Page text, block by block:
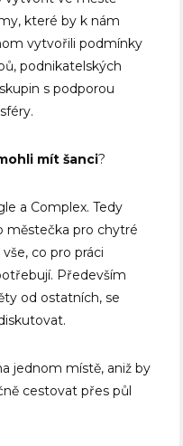
které by k nám
vytvořili podmínky
podnikatelských
s podporou
mít šanci?
a Complex. Tedy
městečka pro chytré
co pro práci
Především
od ostatních, se
jednom místě, aniž by
cestovat přes půl